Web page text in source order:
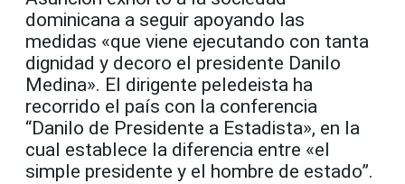
dominicana a seguir apoyando las
medidas «que viene ejecutando con tanta
dignidad y decoro el presidente Danilo
Medina». El dirigente peledeista ha
recorrido el país con la conferencia
“Danilo de Presidente a Estadista», en la
cual establece la diferencia entre «el
simple presidente y el hombre de estado”.